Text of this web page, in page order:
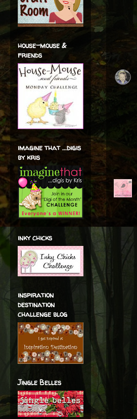
house-mouse &
friends
imagine that ...digis
by kris
inky chicks
inspiration
destination
challenge blog
Jingle Belles